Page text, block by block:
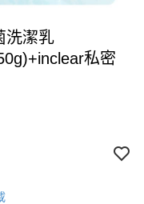
洗潔乳
私密